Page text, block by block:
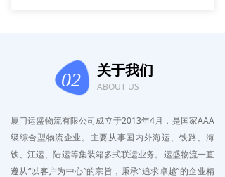
厦门运盛物流有限公司成立于2013年4月，是国家AAA
级综合型物流企业。主要从事国内外海运、铁路、海
铁、江运、陆运等集装箱多式联运业务。运盛物流一直
遵从“以客户为中心”的宗旨，秉承“追求卓越”的企业精
02 关于我们
ABOUT US